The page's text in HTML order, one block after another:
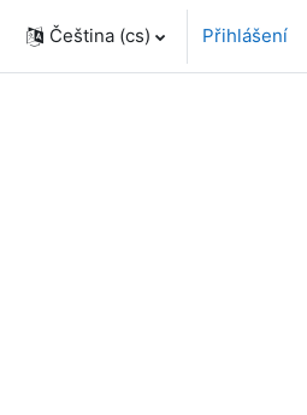
Čeština ‎(cs)‎ Přihlášení